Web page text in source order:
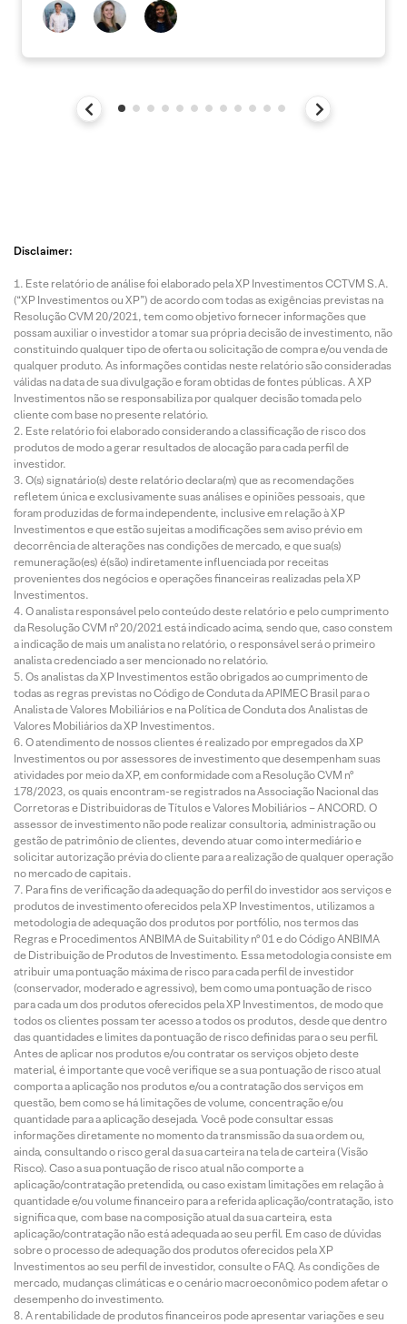
Disclaimer:
Este relatório de análise foi elaborado pela XP Investimentos CCTVM S.A.
(“XP Investimentos ou XP”) de acordo com todas as exigências previstas na
Resolução CVM 20/2021, tem como objetivo fornecer informações que
possam auxiliar o investidor a tomar sua própria decisão de investimento, não
constituindo qualquer tipo de oferta ou solicitação de compra e/ou venda de
qualquer produto. As informações contidas neste relatório são consideradas
válidas na data de sua divulgação e foram obtidas de fontes públicas. A XP
Investimentos não se responsabiliza por qualquer decisão tomada pelo
cliente com base no presente relatório.
Este relatório foi elaborado considerando a classificação de risco dos
produtos de modo a gerar resultados de alocação para cada perfil de
investidor.
O(s) signatário(s) deste relatório declara(m) que as recomendações
refletem única e exclusivamente suas análises e opiniões pessoais, que
foram produzidas de forma independente, inclusive em relação à XP
Investimentos e que estão sujeitas a modificações sem aviso prévio em
decorrência de alterações nas condições de mercado, e que sua(s)
remuneração(es) é(são) indiretamente influenciada por receitas
provenientes dos negócios e operações financeiras realizadas pela XP
Investimentos.
O analista responsável pelo conteúdo deste relatório e pelo cumprimento
da Resolução CVM nº 20/2021 está indicado acima, sendo que, caso constem
a indicação de mais um analista no relatório, o responsável será o primeiro
analista credenciado a ser mencionado no relatório.
Os analistas da XP Investimentos estão obrigados ao cumprimento de
todas as regras previstas no Código de Conduta da APIMEC Brasil para o
Analista de Valores Mobiliários e na Política de Conduta dos Analistas de
Valores Mobiliários da XP Investimentos.
O atendimento de nossos clientes é realizado por empregados da XP
Investimentos ou por assessores de investimento que desempenham suas
atividades por meio da XP, em conformidade com a Resolução CVM nº
178/2023, os quais encontram-se registrados na Associação Nacional das
Corretoras e Distribuidoras de Títulos e Valores Mobiliários – ANCORD. O
assessor de investimento não pode realizar consultoria, administração ou
gestão de patrimônio de clientes, devendo atuar como intermediário e
solicitar autorização prévia do cliente para a realização de qualquer operação
no mercado de capitais.
Para fins de verificação da adequação do perfil do investidor aos serviços e
produtos de investimento oferecidos pela XP Investimentos, utilizamos a
metodologia de adequação dos produtos por portfólio, nos termos das
Regras e Procedimentos ANBIMA de Suitability nº 01 e do Código ANBIMA
de Distribuição de Produtos de Investimento. Essa metodologia consiste em
atribuir uma pontuação máxima de risco para cada perfil de investidor
(conservador, moderado e agressivo), bem como uma pontuação de risco
para cada um dos produtos oferecidos pela XP Investimentos, de modo que
todos os clientes possam ter acesso a todos os produtos, desde que dentro
das quantidades e limites da pontuação de risco definidas para o seu perfil.
Antes de aplicar nos produtos e/ou contratar os serviços objeto deste
material, é importante que você verifique se a sua pontuação de risco atual
comporta a aplicação nos produtos e/ou a contratação dos serviços em
questão, bem como se há limitações de volume, concentração e/ou
quantidade para a aplicação desejada. Você pode consultar essas
informações diretamente no momento da transmissão da sua ordem ou,
ainda, consultando o risco geral da sua carteira na tela de carteira (Visão
Risco). Caso a sua pontuação de risco atual não comporte a
aplicação/contratação pretendida, ou caso existam limitações em relação à
quantidade e/ou volume financeiro para a referida aplicação/contratação, isto
significa que, com base na composição atual da sua carteira, esta
aplicação/contratação não está adequada ao seu perfil. Em caso de dúvidas
sobre o processo de adequação dos produtos oferecidos pela XP
Investimentos ao seu perfil de investidor, consulte o FAQ. As condições de
mercado, mudanças climáticas e o cenário macroeconômico podem afetar o
desempenho do investimento.
A rentabilidade de produtos financeiros pode apresentar variações e seu